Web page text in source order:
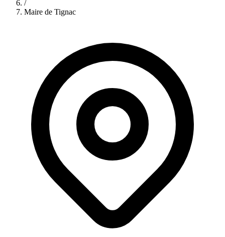
/
Maire de Tignac